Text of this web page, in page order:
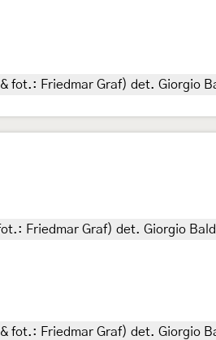
fot.: Friedmar Graf) det. Giorgio
Friedmar Graf) det. Giorgio
fot.: Friedmar Graf) det. Giorgio